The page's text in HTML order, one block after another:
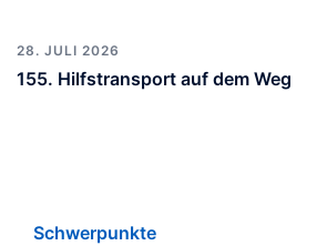
28. JULI 2026
155. Hilfstransport auf dem Weg
Schwerpunkte